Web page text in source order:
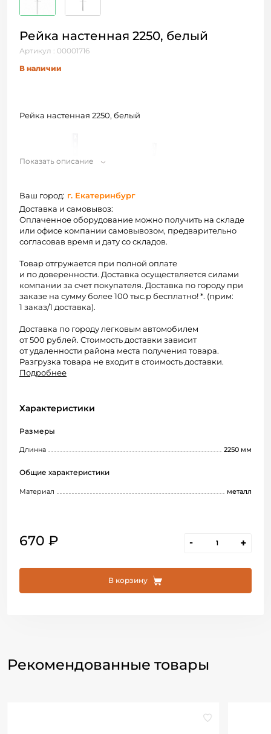
Рейка настенная 2250, белый
Артикул : 00001716
В наличии
Рейка настенная 2250, белый
Показать описание
670 ₽ - +
В корзину
Ваш город: г. Екатеринбург
Доставка и самовывоз:
Оплаченное оборудование можно получить на складе
или офисе компании самовывозом, предварительно
согласовав время и дату со складов.
Товар отгружается при полной оплате
и по доверенности. Доставка осуществляется силами
компании за счет покупателя. Доставка по городу при
заказе на сумму более 100 тыс.р бесплатно! *. (прим:
1 заказ/1 доставка).
Доставка по городу легковым автомобилем
от 500 рублей. Стоимость доставки зависит
от удаленности района места получения товара.
Разгрузка товара не входит в стоимость доставки.
Подробнее
Характеристики
Размеры
Длинна 2250 мм
Общие характеристики
Материал металл
Рекомендованные товары